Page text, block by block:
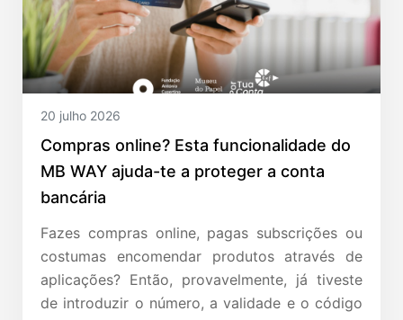
20 julho 2026
Compras online? Esta funcionalidade do
MB WAY ajuda-te a proteger a conta
bancária
Fazes compras online, pagas subscrições ou
costumas encomendar produtos através de
aplicações? Então, provavelmente, já tiveste
de introduzir o número, a validade e o código